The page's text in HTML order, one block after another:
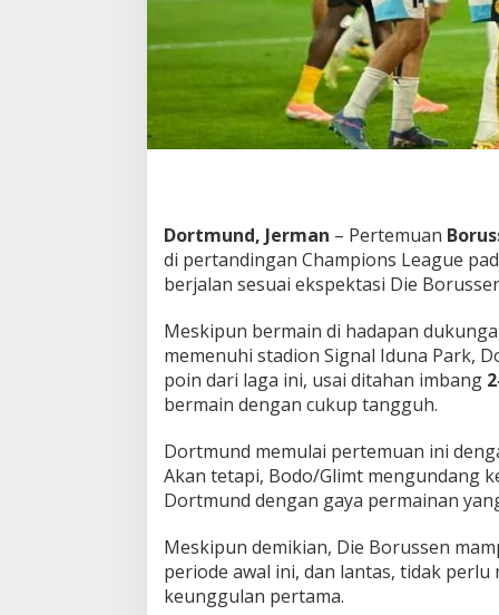
r
t
m
u
n
d
&
l
a
k
K
m
e
n
a
a
n
D
e
B
o
r
Dortmund, Jerman – Pertemuan
di pertandingan Champions League
berjalan sesuai ekspektasi Die
Meskipun bermain di hadapan
memenuhi stadion Signal Iduna Park,
poin dari laga ini, usai ditahan imbang
bermain dengan cukup tangguh.
Dortmund memulai pertemuan ini
Akan tetapi, Bodo/Glimt mengundang
Dortmund dengan gaya permainan
Meskipun demikian, Die Borussen
periode awal ini, dan lantas, tidak
keunggulan pertama.